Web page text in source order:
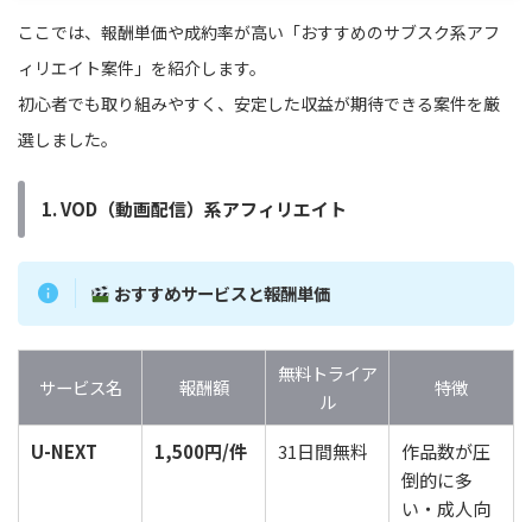
ここでは、報酬単価や成約率が高い「おすすめのサブスク系アフ
ィリエイト案件」を紹介します。
初心者でも取り組みやすく、安定した収益が期待できる案件を厳
選しました。
1. VOD（動画配信）系アフィリエイト
おすすめサービスと報酬単価
サービス名 報酬額
無料トライア
ル
特徴
U-NEXT 1,500円/件 31日間無料
作品数が圧
倒的に多
い・成人向